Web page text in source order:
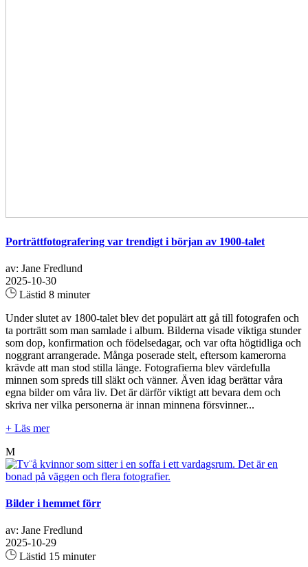
Porträttfotografering var trendigt i början av 1900-talet
av: Jane Fredlund
2025-10-30
Lästid 8 minuter
Under slutet av 1800-talet blev det populärt att gå till fotografen och
ta porträtt som man samlade i album. Bilderna visade viktiga stunder
som dop, konfirmation och födelsedagar, och var ofta högtidliga och
noggrant arrangerade. Många poserade stelt, eftersom kamerorna
krävde att man stod stilla länge. Fotografierna blev värdefulla
minnen som spreds till släkt och vänner. Även idag berättar våra
egna bilder om våra liv. Det är därför viktigt att bevara dem och
skriva ner vilka personerna är innan minnena försvinner...
+ Läs mer
M
Bilder i hemmet förr
av: Jane Fredlund
2025-10-29
Lästid 15 minuter